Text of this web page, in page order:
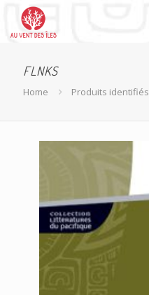
FLNKS
Home Produits identifiés